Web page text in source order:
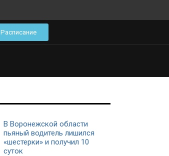
Расписание
В Воронежской области
пьяный водитель лишился
«шестерки» и получил 10
суток